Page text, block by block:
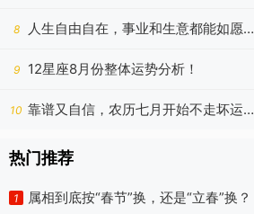
8.9）
8
人生自由自在，事业和生意都能如愿以
偿的四个生肖，今年更好
9 12星座8月份整体运势分析！
10 靠谱又自信，农历七月开始不走坏运
热门推荐
1 属相到底按“春节”换，还是“立春”换？